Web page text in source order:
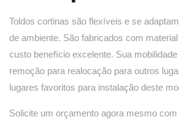
Toldos cortinas são flexíveis e se
de ambiente. São fabricados com
custo benefício excelente. Sua
remoção para realocação para outros
lugares favoritos para instalação deste
Solicite um orçamento agora mesmo